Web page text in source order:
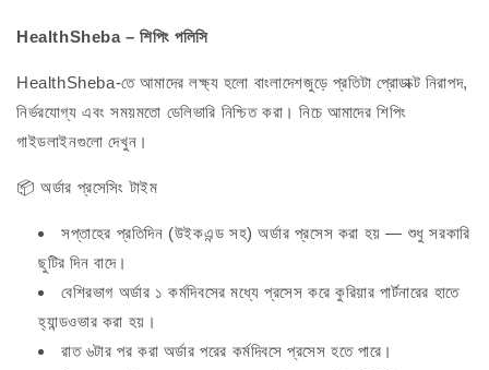
HealthSheba – শিপিং পলিসি
HealthSheba-তে আমাদের লক্ষ্য হলো বাংলাদেশজুড়ে প্রতিটা প্রোডাক্ট নিরাপদ,
নির্ভরযোগ্য এবং সময়মতো ডেলিভারি নিশ্চিত করা। নিচে আমাদের শিপিং
গাইডলাইনগুলো দেখুন।
📦 অর্ডার প্রসেসিং টাইম
সপ্তাহের প্রতিদিন (উইকএন্ড সহ) অর্ডার প্রসেস করা হয় — শুধু সরকারি
ছুটির দিন বাদে।
বেশিরভাগ অর্ডার ১ কর্মদিবসের মধ্যে প্রসেস করে কুরিয়ার পার্টনারের হাতে
হ্যান্ডওভার করা হয়।
রাত ৬টার পর করা অর্ডার পরের কর্মদিবসে প্রসেস হতে পারে।